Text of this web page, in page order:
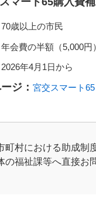
70歳以上の市民
年会費の半額（5,000円）
2026年4月1日から
ジ：宮交スマート65
村における助成制
の福祉課等へ直接お